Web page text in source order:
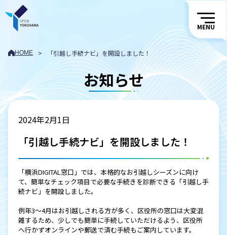
MENU
HOME > 「引越し手続ナビ」を開設しました！
お知らせ
2024年2月1日
「引越し手続ナビ」を開設しました！
「横浜DIGITAL窓口」では、本格的なお引越しシーズンに向け
て、簡単なチェック項目で必要な手続きを診断できる「引越し手
続ナビ」を開設しました。
例年3〜4月はお引越しされる方が多く、区役所の窓口は大変混
雑するため、少しでも簡単に手続していただけるよう、区役所
へ行かずオンラインや郵送で済む手続もご案内しています。